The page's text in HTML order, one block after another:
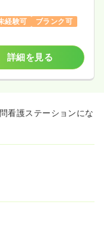
経験可
ブランク可
詳細を見る
看護ステーションにな